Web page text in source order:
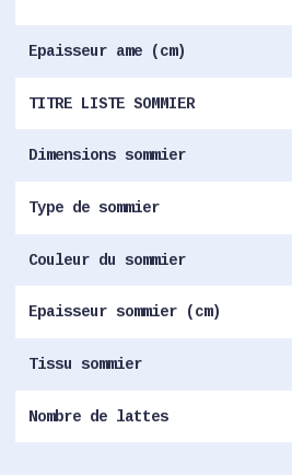
Epaisseur ame (cm)
TITRE LISTE SOMMIER
Dimensions sommier
Type de sommier
Couleur du sommier
Epaisseur sommier (cm)
Tissu sommier
Nombre de lattes